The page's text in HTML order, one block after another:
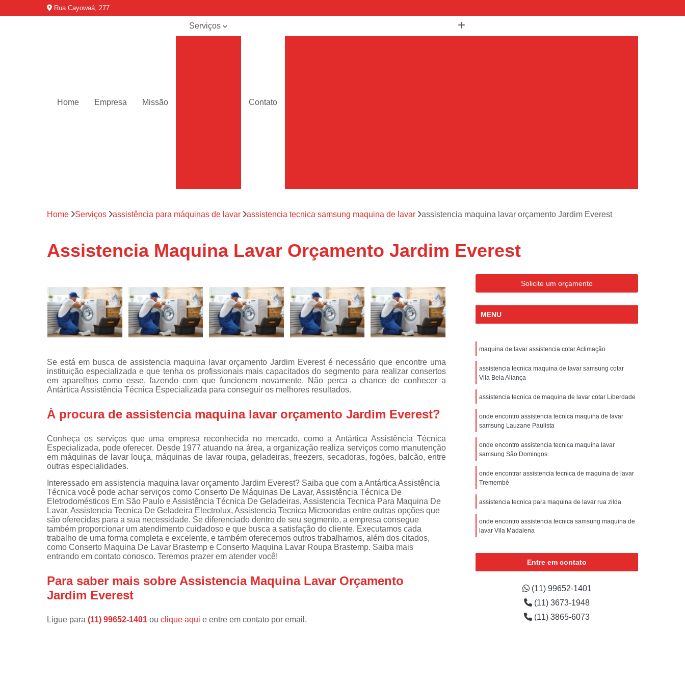
Rua Cayowaá, 277
Home Empresa Missão
Serviços
refrigeradores
técnica de
técnicas de
fogão
técnicas de
microondas
Conserto de
máquinas de
lavar
adega
Consertos de
geladeiras
expositoras
Instalação de
fogões
Instalação de
máquinas de
lavar roupa
lava e seca
Manutenções
de fogão
Manutenções
em freezer
Contato
Assistencia Tecnica Ar Condicionado Portatil
Assistencia Tecnica Ar Condicionado Portatil Philco
Assistencia Tecnica de Ar Condicionado Portatil
Assistencia Tecnica de Ar Condicionado Portatil Philco
Assistencia Tecnica em Ar Condicionado Portatil
Assistencia Tecnica para Ar Condicionado Portatil
Assistencia Tecnica de Geladeira Electrolux
Assistencia Tecnica Electrolux Geladeira
Assistencia Tecnica Geladeira
Assistencia Tecnica Geladeira Electrolux
Assistencia Tecnica Resfriar Geladeira
Electrolux Assistencia Tecnica Geladeira
Electrolux Geladeira Assistencia Tecnica
Assistencia Tecnica de Refrigerador
Assistencia Tecnica de Refrigerador Electrolux
Assistencia Tecnica Electrolux Refrigerador
Assistencia Tecnica Refrigerador
Assistencia Tecnica Refrigerador com Defeito
Assistencia Tecnica Refrigerador com Problema
Assistencia Tecnica Refrigerador Electrolux
Assistencia Tecnica Refrigerador Não Liga
Refrigerador Assistencia Tecnica
Refrigerador Electrolux Assistencia Tecnica
Assistencia Tecnica Lavadora Secadora Samsung
Assistencia Tecnica Maquina Secadora
Assistencia Tecnica Maquina Secadora de Roupa
Assistencia Tecnica Samsung Lavadora e Secadora
Assistencia Tecnica Samsung Secadora
Assistencia Tecnica Secadora de Roupa
Assistencia Tecnica Secadora Samsung
Home Serviços assistência para máquinas de lavar assistencia tecnica samsung maquina de lavar assistencia maquina lavar orçamento Jardim Everest
Assistencia Maquina Lavar Orçamento Jardim Everest
Se está em busca de assistencia maquina lavar orçamento Jardim Everest é necessário que encontre uma
instituição especializada e que tenha os profissionais mais capacitados do segmento para realizar consertos
em aparelhos como esse, fazendo com que funcionem novamente. Não perca a chance de conhecer a
Antártica Assistência Técnica Especializada para conseguir os melhores resultados.
À procura de assistencia maquina lavar orçamento Jardim Everest?
Conheça os serviços que uma empresa reconhecida no mercado, como a Antártica Assistência Técnica
Especializada, pode oferecer. Desde 1977 atuando na área, a organização realiza serviços como manutenção
em máquinas de lavar louça, máquinas de lavar roupa, geladeiras, freezers, secadoras, fogões, balcão, entre
outras especialidades.
Interessado em assistencia maquina lavar orçamento Jardim Everest? Saiba que com a Antártica Assistência
Técnica você pode achar serviços como Conserto De Máquinas De Lavar, Assistência Técnica De
Eletrodomésticos Em São Paulo e Assistência Técnica De Geladeiras, Assistencia Tecnica Para Maquina De
Lavar, Assistencia Tecnica De Geladeira Electrolux, Assistencia Tecnica Microondas entre outras opções que
são oferecidas para a sua necessidade. Se diferenciado dentro de seu segmento, a empresa consegue
também proporcionar um atendimento cuidadoso e que busca a satisfação do cliente. Executamos cada
trabalho de uma forma completa e excelente, e também oferecemos outros trabalhamos, além dos citados,
como Conserto Maquina De Lavar Brastemp e Conserto Maquina Lavar Roupa Brastemp. Saiba mais
entrando em contato conosco. Teremos prazer em atender você!
Para saber mais sobre Assistencia Maquina Lavar Orçamento
Jardim Everest
Ligue para (11) 99652-1401 ou clique aqui e entre em contato por email.
Solicite um orçamento
MENU
maquina de lavar assistencia cotar Aclimação
assistencia tecnica maquina de lavar samsung cotar
Vila Bela Aliança
assistencia tecnica de maquina de lavar cotar Liberdade
onde encontro assistencia tecnica maquina de lavar
samsung Lauzane Paulista
onde encontro assistencia tecnica maquina lavar
samsung São Domingos
onde encontrar assistencia tecnica de maquina de lavar
Tremembé
assistencia tecnica para maquina de lavar rua zilda
onde encontro assistencia tecnica samsung maquina de
lavar Vila Madalena
lavar Alto da Lapa
tecnica Zona oeste
Entre em contato
(11) 99652-1401
(11) 3673-1948
(11) 3865-6073